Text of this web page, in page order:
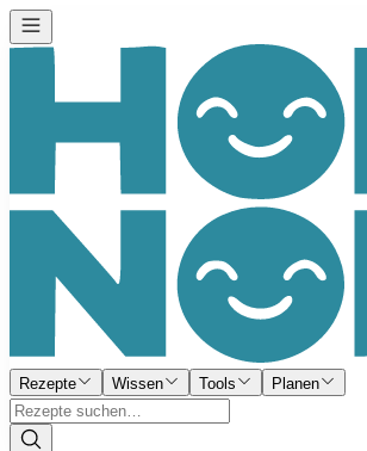
Rezepte Wissen Tools Planen